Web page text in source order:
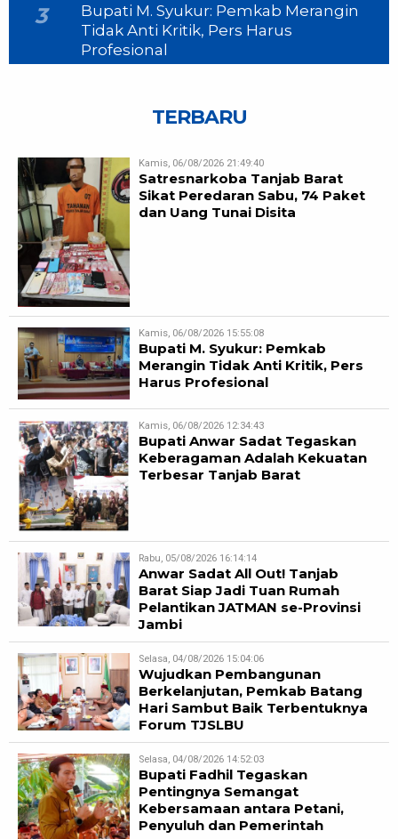
3
Bupati M. Syukur: Pemkab Merangin
Tidak Anti Kritik, Pers Harus
Profesional
TERBARU
Kamis, 06/08/2026 21:49:40
Satresnarkoba Tanjab Barat
Sikat Peredaran Sabu, 74 Paket
dan Uang Tunai Disita
Kamis, 06/08/2026 15:55:08
Bupati M. Syukur: Pemkab
Merangin Tidak Anti Kritik, Pers
Harus Profesional
Kamis, 06/08/2026 12:34:43
Bupati Anwar Sadat Tegaskan
Keberagaman Adalah Kekuatan
Terbesar Tanjab Barat
Rabu, 05/08/2026 16:14:14
Anwar Sadat All Out! Tanjab
Barat Siap Jadi Tuan Rumah
Pelantikan JATMAN se-Provinsi
Jambi
Selasa, 04/08/2026 15:04:06
Wujudkan Pembangunan
Berkelanjutan, Pemkab Batang
Hari Sambut Baik Terbentuknya
Forum TJSLBU
Selasa, 04/08/2026 14:52:03
Bupati Fadhil Tegaskan
Pentingnya Semangat
Kebersamaan antara Petani,
Penyuluh dan Pemerintah